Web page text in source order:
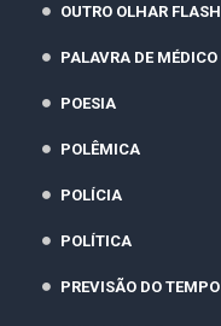
OUTRO OLHAR FLASH
PALAVRA DE MÉDICO
POESIA
POLÊMICA
POLÍCIA
POLÍTICA
PREVISÃO DO TEMPO